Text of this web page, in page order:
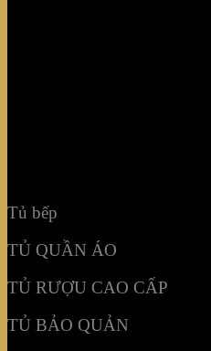
Tủ bếp
TỦ QUẦN ÁO
TỦ RƯỢU CAO CẤP
TỦ BẢO QUẢN